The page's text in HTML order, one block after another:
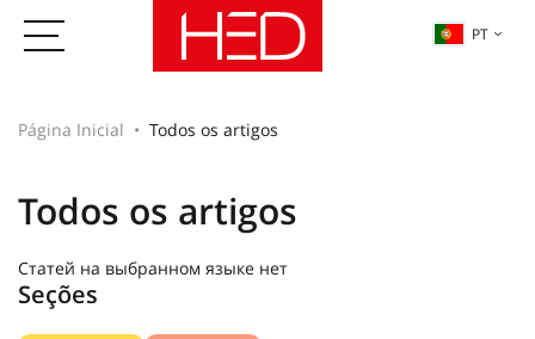
PT
Página Inicial Todos os artigos
Todos os artigos
Статей на выбранном языке нет
Seções